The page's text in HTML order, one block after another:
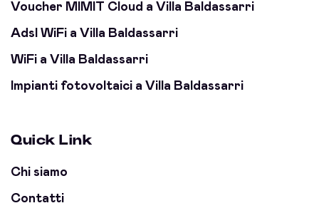
Voucher MIMIT Cloud a Villa Baldassarri
Adsl WiFi a Villa Baldassarri
WiFi a Villa Baldassarri
Impianti fotovoltaici a Villa Baldassarri
Quick Link
Chi siamo
Contatti